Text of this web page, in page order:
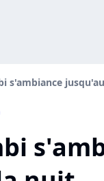
s'ambiance